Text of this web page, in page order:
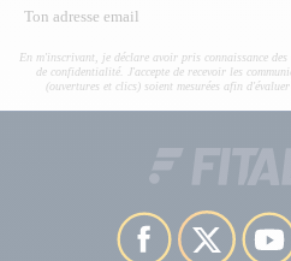
En m'inscrivant, je déclare avoir pris connaissance
de confidentialité. J'accepte de recevoir les
(ouvertures et clics) soient mesurées afin